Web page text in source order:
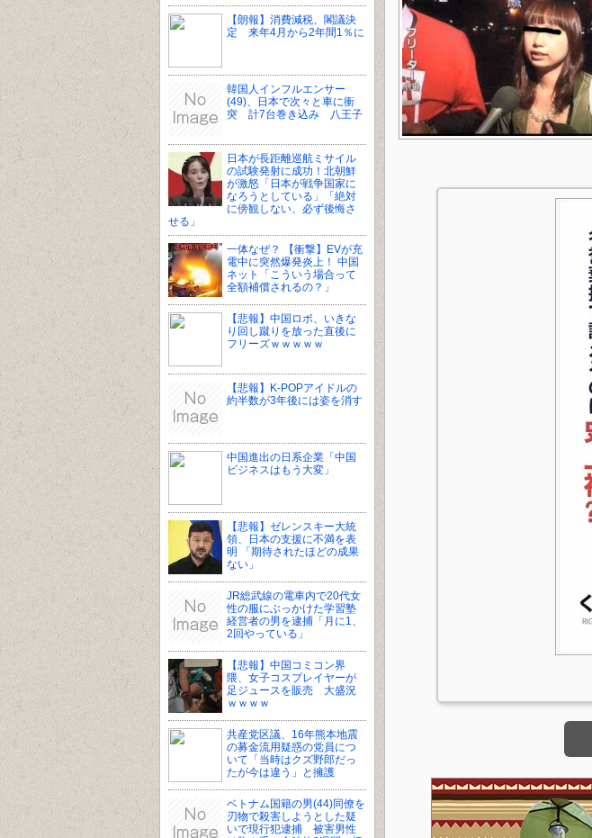
【朗報】消費減税、閣議決
定 来年4月から2年間1％に
韓国人インフルエンサー
(49)、日本で次々と車に衝
突 計7台巻き込み 八王子
日本が長距離巡航ミサイル
の試験発射に成功！北朝鮮
が激怒「日本が戦争国家に
なろうとしている」「絶対
に傍観しない、必ず後悔さ
せる」
一体なぜ？ 【衝撃】EVが充
電中に突然爆発炎上！ 中国
ネット「こういう場合って
全額補償されるの？」
【悲報】中国ロボ、いきな
り回し蹴りを放った直後に
フリーズｗｗｗｗｗ
【悲報】K-POPアイドルの
約半数が3年後には姿を消す
中国進出の日系企業「中国
ビジネスはもう大変」
【悲報】ゼレンスキー大統
領、日本の支援に不満を表
明 「期待されたほどの成果
ない」
JR総武線の電車内で20代女
性の服にぶっかけた学習塾
経営者の男を逮捕「月に1、
2回やっている」
【悲報】中国コミコン界
隈、女子コスプレイヤーが
足ジュースを販売 大盛況
ｗｗｗｗ
共産党区議、16年熊本地震
の募金流用疑惑の党員につ
いて「当時はクズ野郎だっ
たが今は違う」と擁護
ベトナム国籍の男(44)同僚を
刃物で殺害しようとした疑
いで現行犯逮捕 被害男性